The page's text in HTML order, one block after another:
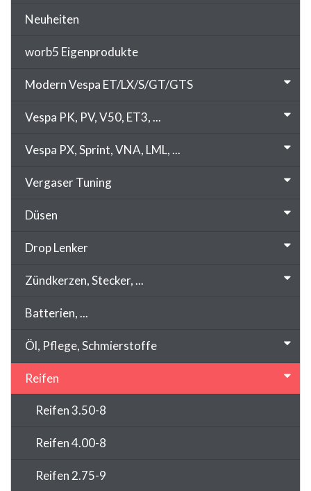
Neuheiten
worb5 Eigenprodukte
Modern Vespa ET/LX/S/GT/GTS
Vespa PK, PV, V50, ET3, ...
Vespa PX, Sprint, VNA, LML, ...
Vergaser Tuning
Düsen
Drop Lenker
Zündkerzen, Stecker, ...
Batterien, ...
Öl, Pflege, Schmierstoffe
Reifen
Reifen 3.50-8
Reifen 4.00-8
Reifen 2.75-9